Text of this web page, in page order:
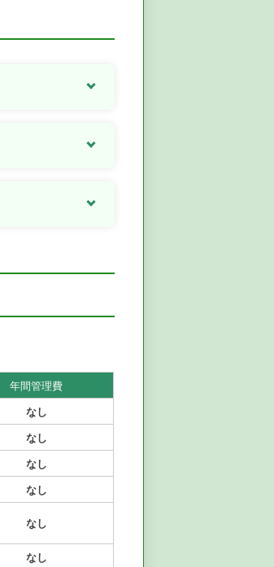
年間管理費
なし
なし
なし
なし
なし
なし